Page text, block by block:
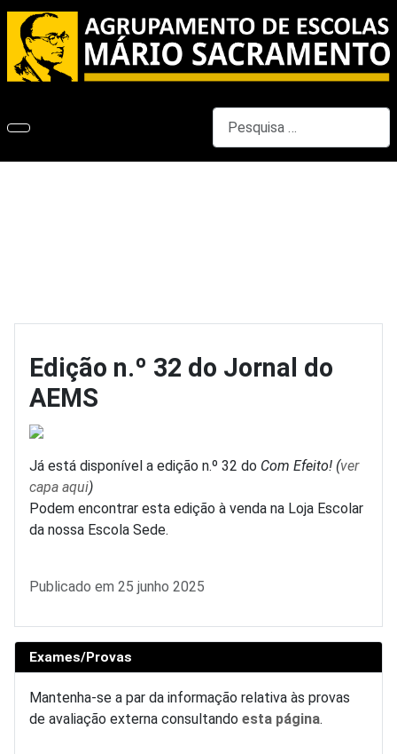
Edição n.º 32 do Jornal do
AEMS
Já está disponível a edição n.º 32 do Com Efeito! (ver
capa aqui)
Podem encontrar esta edição à venda na Loja Escolar
da nossa Escola Sede.
Detalhes
Publicado em 25 junho 2025
Exames/Provas
Mantenha-se a par da informação relativa às provas
de avaliação externa consultando esta página.